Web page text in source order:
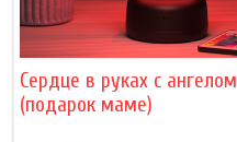
Сердце в руках с ангелом
(подарок маме)